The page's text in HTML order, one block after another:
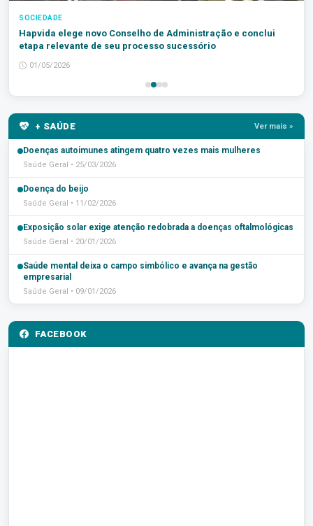
SOCIEDADE
Hapvida elege novo Conselho de Administração e conclui
etapa relevante de seu processo sucessório
01/05/2026
+ SAÚDE Ver mais »
Doenças autoimunes atingem quatro vezes mais mulheres
Saúde Geral • 25/03/2026
Doença do beijo
Saúde Geral • 11/02/2026
Exposição solar exige atenção redobrada a doenças oftalmológicas
Saúde Geral • 20/01/2026
Saúde mental deixa o campo simbólico e avança na gestão
empresarial
Saúde Geral • 09/01/2026
FACEBOOK